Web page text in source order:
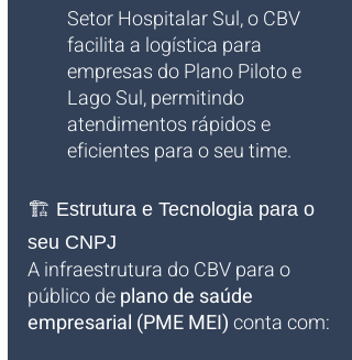
Setor Hospitalar Sul, o CBV
facilita a logística para
empresas do Plano Piloto e
Lago Sul, permitindo
atendimentos rápidos e
eficientes para o seu time.
🏗️ Estrutura e Tecnologia para o
seu CNPJ
A infraestrutura do CBV para o
público de plano de saúde
empresarial (PME MEI) conta com: